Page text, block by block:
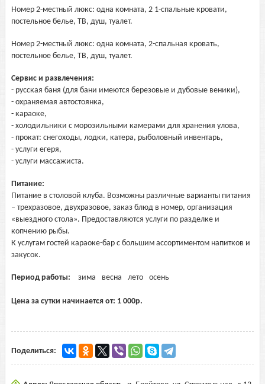
Номер 2-местный люкс: одна комната, 2 1-спальные кровати,
постельное белье, ТВ, душ, туалет.
Номер 2-местный люкс: одна комната, 2-спальная кровать,
постельное белье, ТВ, душ, туалет.
Сервис и развлечения:
- русская баня (для бани имеются березовые и дубовые веники),
- охраняемая автостоянка,
- караоке,
- холодильники с морозильными камерами для хранения улова,
- прокат: снегоходы, лодки, катера, рыболовный инвентарь,
- услуги егеря,
- услуги массажиста.
Питание:
Питание в столовой клуба. Возможны различные варианты питания
– трехразовое, двухразовое, заказ блюд в номер, организация
«выездного стола». Предоставляются услуги по разделке и
копчению рыбы.
К услугам гостей караоке-бар с большим ассортиментом напитков и
закусок.
Период работы: зима весна лето осень
Цена за сутки начинается от: 1 000р.
Поделиться: